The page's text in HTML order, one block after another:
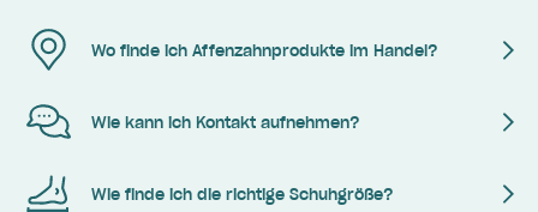
Wo finde ich Affenzahnprodukte im Handel?
Wie kann ich Kontakt aufnehmen?
Wie finde ich die richtige Schuhgröße?